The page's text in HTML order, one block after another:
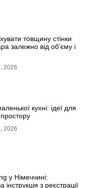
товщину стінки
залежно від об’єму і
2026
кухні: ідеї для
2026
у Німеччині:
інструкція з реєстрації